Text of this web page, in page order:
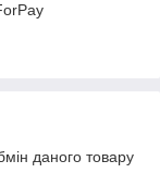
даного товару